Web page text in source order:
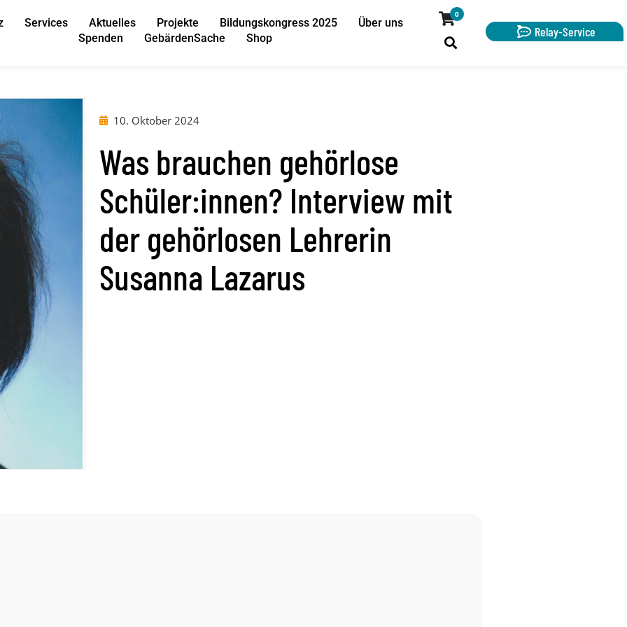
Services Aktuelles Projekte Bildungskongress 2025
Über uns
Spenden
GebärdenSache Shop
0
Relay-Service
10. Oktober 2024
Was brauchen gehörlose
Schüler:innen? Interview mit
der gehörlosen Lehrerin
Susanna Lazarus